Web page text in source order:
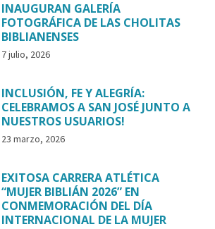
INAUGURAN GALERÍA
FOTOGRÁFICA DE LAS CHOLITAS
BIBLIANENSES
7 julio, 2026
INCLUSIÓN, FE Y ALEGRÍA:
CELEBRAMOS A SAN JOSÉ JUNTO A
NUESTROS USUARIOS!
23 marzo, 2026
EXITOSA CARRERA ATLÉTICA
“MUJER BIBLIÁN 2026” EN
CONMEMORACIÓN DEL DÍA
INTERNACIONAL DE LA MUJER